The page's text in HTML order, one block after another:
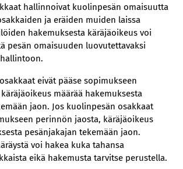
hallinnoivat kuolinpesän omaisuutta
ja eräiden muiden laissa
hakemuksesta käräjäoikeus voi
pesän omaisuuden luovutettavaksi
eivät pääse sopimukseen
määrää hakemuksesta
jaon. Jos kuolinpesän osakkaat
perinnön jaosta, käräjäoikeus
pesänjakajan tekemään jaon.
voi hakea kuka tahansa
eikä hakemusta tarvitse perustella.